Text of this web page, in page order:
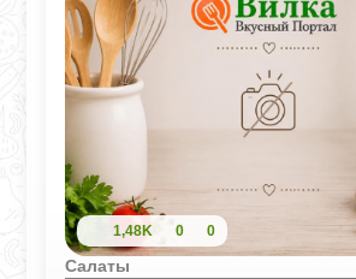
1,48K 0 0
Салаты